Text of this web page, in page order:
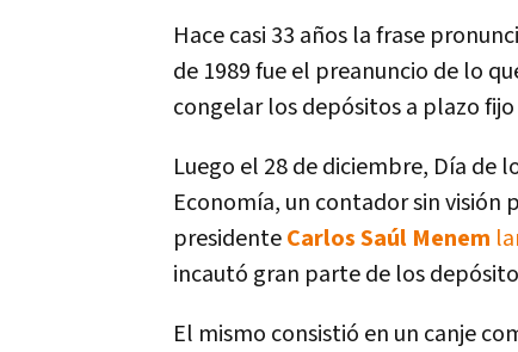
Hace casi 33 años la frase
de 1989 fue el preanuncio de lo
congelar los depósitos a plazo
Luego el 28 de diciembre, Día de
Economía, un contador sin
presidenteCarlos Saúl Menem
incautó gran parte de los
El mismo consistió en un canje